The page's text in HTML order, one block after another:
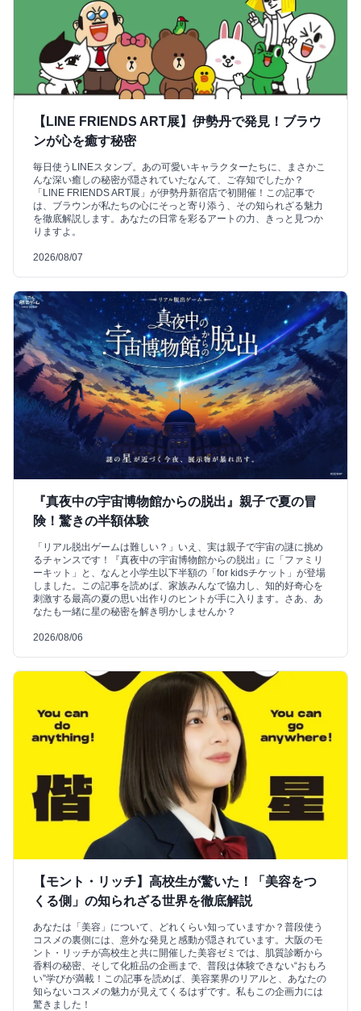
【LINE FRIENDS ART展】伊勢丹で発見！ブラウ
ンが心を癒す秘密
毎日使うLINEスタンプ。あの可愛いキャラクターたちに、まさかこ
んな深い癒しの秘密が隠されていたなんて、ご存知でしたか？
「LINE FRIENDS ART展」が伊勢丹新宿店で初開催！この記事で
は、ブラウンが私たちの心にそっと寄り添う、その知られざる魅力
を徹底解説します。あなたの日常を彩るアートの力、きっと見つか
りますよ。
2026/08/07
『真夜中の宇宙博物館からの脱出』親子で夏の冒
険！驚きの半額体験
「リアル脱出ゲームは難しい？」いえ、実は親子で宇宙の謎に挑め
るチャンスです！『真夜中の宇宙博物館からの脱出』に「ファミリ
ーキット」と、なんと小学生以下半額の「for kidsチケット」が登場
しました。この記事を読めば、家族みんなで協力し、知的好奇心を
刺激する最高の夏の思い出作りのヒントが手に入ります。さあ、あ
なたも一緒に星の秘密を解き明かしませんか？
2026/08/06
【モント・リッチ】高校生が驚いた！「美容をつ
くる側」の知られざる世界を徹底解説
あなたは「美容」について、どれくらい知っていますか？普段使う
コスメの裏側には、意外な発見と感動が隠されています。大阪のモ
ント・リッチが高校生と共に開催した美容ゼミでは、肌質診断から
香料の秘密、そして化粧品の企画まで、普段は体験できない“おもろ
い”学びが満載！この記事を読めば、美容業界のリアルと、あなたの
知らないコスメの魅力が見えてくるはずです。私もこの企画力には
驚きました！